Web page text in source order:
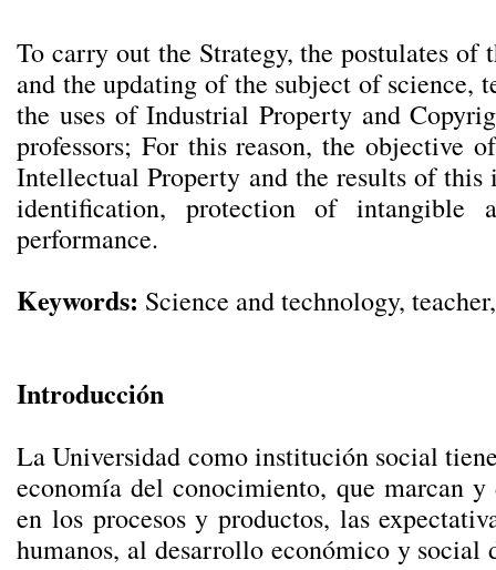
To carry out the Strategy, the postulates
and the updating of the subject of
the uses of Industrial Property and
professors; For this reason, the objective
Intellectual Property and the results of
identification, protection of intangible
performance.
Keywords: Science and technology,
Introducción
La Universidad como institución social
economía del conocimiento, que marcan
en los procesos y productos, las
humanos, al desarrollo económico y